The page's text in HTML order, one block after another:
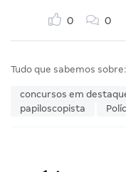
0 0
Tudo que sabemos sobre:
concursos em
papiloscopista